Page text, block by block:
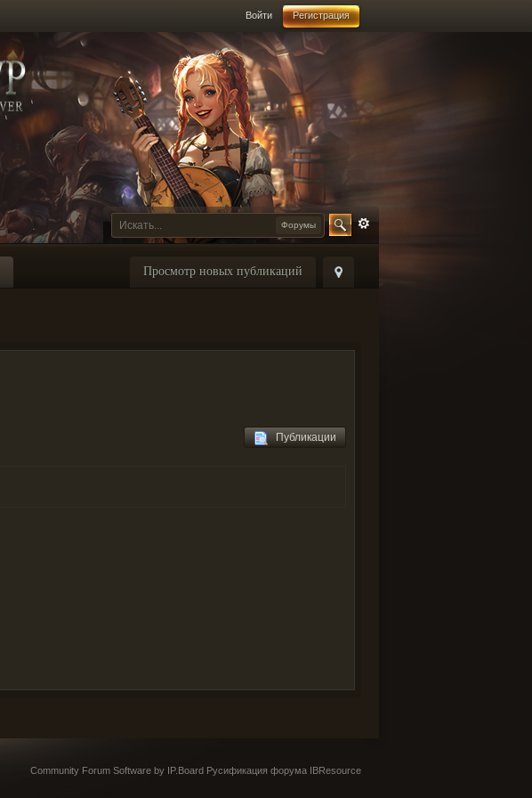
Войти Регистрация
Форумы
Просмотр новых публикаций
Публикации
Community Forum Software by IP.Board Русификация форума IBResource